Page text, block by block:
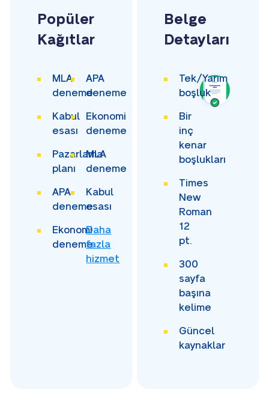
Popüler
Kağıtlar
MLA
deneme
APA
deneme
Kabul
esası
Ekonomi
deneme
Pazarlama
planı
MLA
deneme
APA
deneme
Kabul
esası
Ekonomi
deneme
Daha
fazla
hizmet
Belge
Detayları
Tek/Yarım
boşluk
Bir
inç
kenar
boşlukları
Times
New
Roman
12
pt.
300
sayfa
başına
kelime
Güncel
kaynaklar